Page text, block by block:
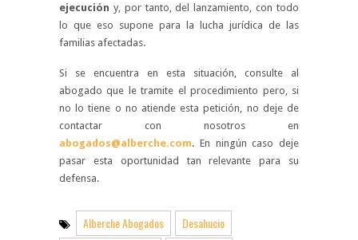
ejecución y, por tanto, del lanzamiento, con todo
lo que eso supone para la lucha jurídica de las
familias afectadas.
Si se encuentra en esta situación, consulte al
abogado que le tramite el procedimiento pero, si
no lo tiene o no atiende esta petición, no deje de
contactar con nosotros en
abogados@alberche.com. En ningún caso deje
pasar esta oportunidad tan relevante para su
defensa.
Alberche Abogados
Desahucio